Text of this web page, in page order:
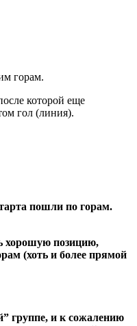
горам.
которой еще
гол (линия).
пошли по горам.
хорошую позицию,
(хоть и более прямой
группе, и к сожалению